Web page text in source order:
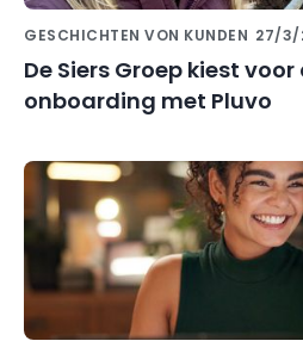
GESCHICHTEN VON KUNDEN 27/3/
De Siers Groep kiest
onboarding met Pluvo